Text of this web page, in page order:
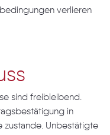
verlieren
sind freibleibend.
in
zustande. Unbestätigte